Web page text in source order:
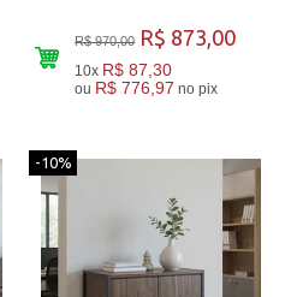
R$ 970,00 R$ 873,00
10x R$ 87,30
ou R$ 776,97 no pix
-10%